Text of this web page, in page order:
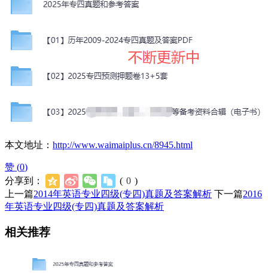
本文地址： http://www.waimaiplus.cn/8945.html
赞 (0)
分享到：
( 0 )
上一篇2014年英语专业四级(专四)真题及答案解析 下一篇2016
年英语专业四级(专四)真题及答案解析
相关推荐